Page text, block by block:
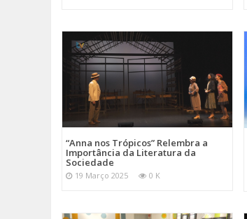
“Anna nos Trópicos” Relembra a
Importância da Literatura da
Sociedade
19 Março 2025 0 K